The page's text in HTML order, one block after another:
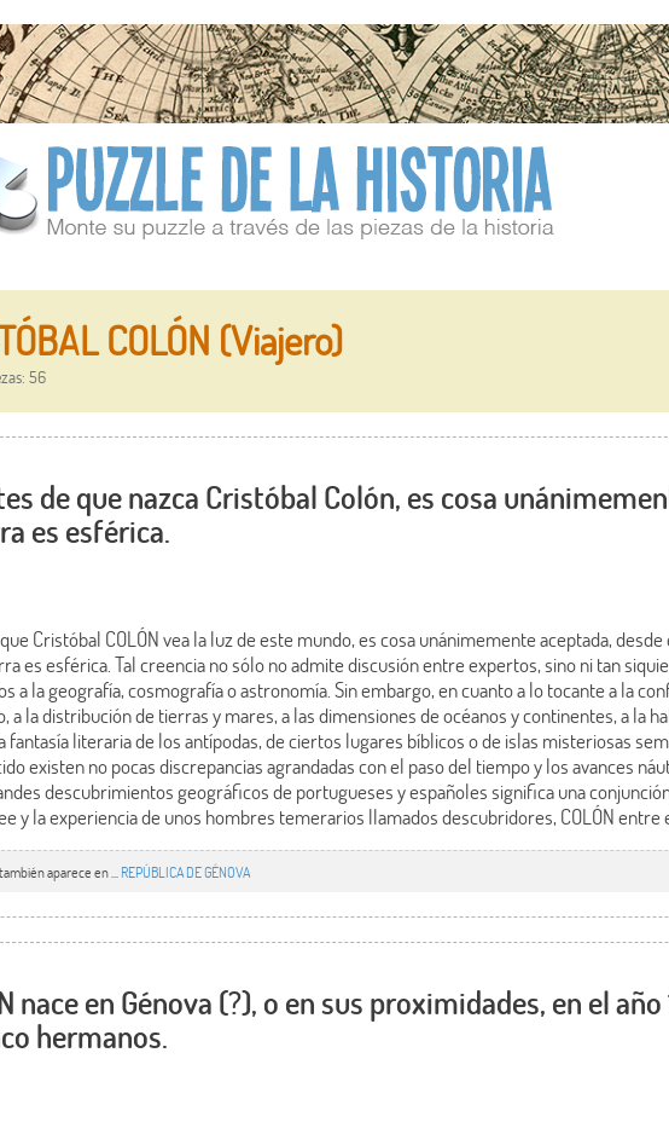
COLÓN (Viajero)
56
de que nazca Cristóbal Colón, es cosa
es esférica.
Cristóbal COLÓN vea la luz de este mundo, es cosa unánimemente aceptada,
es esférica. Tal creencia no sólo no admite discusión entre expertos, sino ni tan
a la geografía, cosmografía o astronomía. Sin embargo, en cuanto a lo tocante a la
a la distribución de tierras y mares, a las dimensiones de océanos y continentes, a la
fantasía literaria de los antípodas, de ciertos lugares bíblicos o de islas misteriosas
existen no pocas discrepancias agrandadas con el paso del tiempo y los avances
descubrimientos geográficos de portugueses y españoles significa una
y la experiencia de unos hombres temerarios llamados descubridores, COLÓN entre
aparece en ... REPÚBLICA DE GÉNOVA
nace en Génova (?), o en sus proximidades, en el año
hermanos.